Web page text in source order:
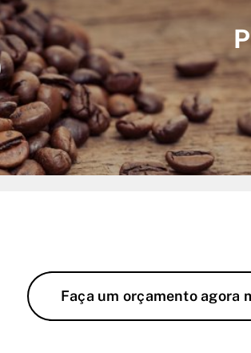
Faça um orçamento agora